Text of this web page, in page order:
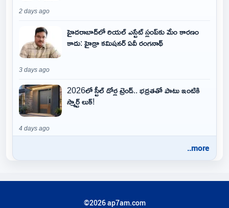
2 days ago
హైదరాబాద్‌లో రియల్ ఎస్టేట్ స్లంప్‌కు మేం కారణం
కాదు: హైడ్రా కమిషనర్ ఏవీ రంగనాథ్
3 days ago
2026లో స్టీల్ డోర్ల ట్రెండ్.. భద్రతతో పాటు ఇంటికి
స్మార్ట్ లుక్!
4 days ago
..more
©2026 ap7am.com